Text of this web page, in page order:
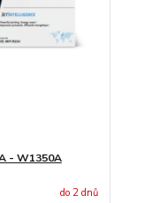
- W1350A
do 2 dnů